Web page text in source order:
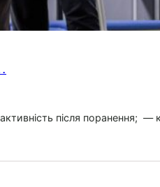
після поранення;